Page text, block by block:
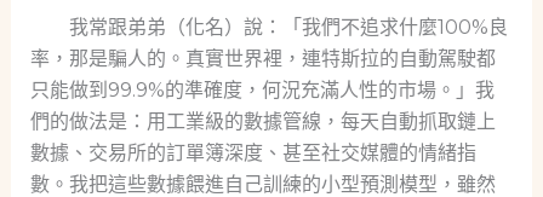
我常跟弟弟（化名）說：「我們不追求什麼100%良
率，那是騙人的。真實世界裡，連特斯拉的自動駕駛都
只能做到99.9%的準確度，何況充滿人性的市場。」我
們的做法是：用工業級的數據管線，每天自動抓取鏈上
數據、交易所的訂單簿深度、甚至社交媒體的情緒指
數。我把這些數據餵進自己訓練的小型預測模型，雖然